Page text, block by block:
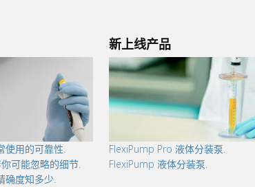
使用的可靠性.
可能忽略的细节.
确度知多少.
新上线产品
FlexiPump Pro 液体分装泵.
FlexiPump 液体分装泵.